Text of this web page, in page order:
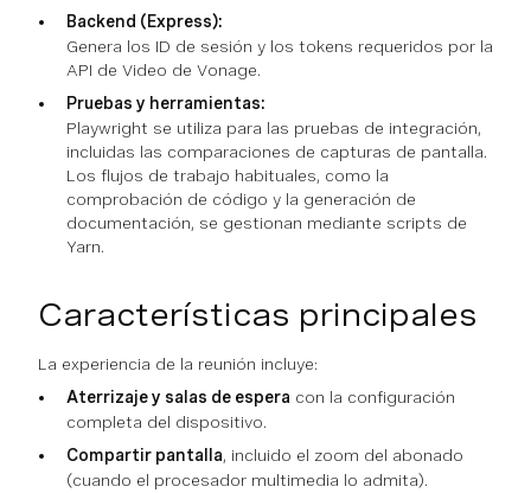
Backend (Express):
Genera los ID de sesión y los tokens requeridos por la
API de Video de Vonage.
Pruebas y herramientas:
Playwright se utiliza para las pruebas de integración,
incluidas las comparaciones de capturas de pantalla.
Los flujos de trabajo habituales, como la
comprobación de código y la generación de
documentación, se gestionan mediante scripts de
Yarn.
Características principales
La experiencia de la reunión incluye:
Aterrizaje y salas de espera con la configuración
completa del dispositivo.
Compartir pantalla, incluido el zoom del abonado
(cuando el procesador multimedia lo admita).